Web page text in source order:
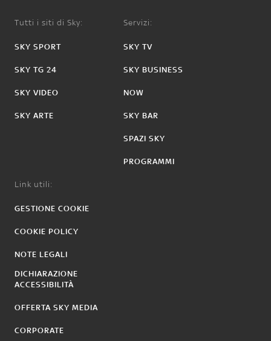
Tutti i siti di Sky:
SKY SPORT
SKY TG 24
SKY VIDEO
SKY ARTE
Servizi:
SKY TV
SKY BUSINESS
NOW
SKY BAR
SPAZI SKY
PROGRAMMI
Link utili:
GESTIONE COOKIE
COOKIE POLICY
NOTE LEGALI
DICHIARAZIONE
ACCESSIBILITÀ
OFFERTA SKY MEDIA
CORPORATE